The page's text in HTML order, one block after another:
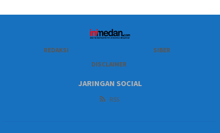
REDAKSI
SIBER
DISCLAIMER
JARINGAN SOCIAL
RSS